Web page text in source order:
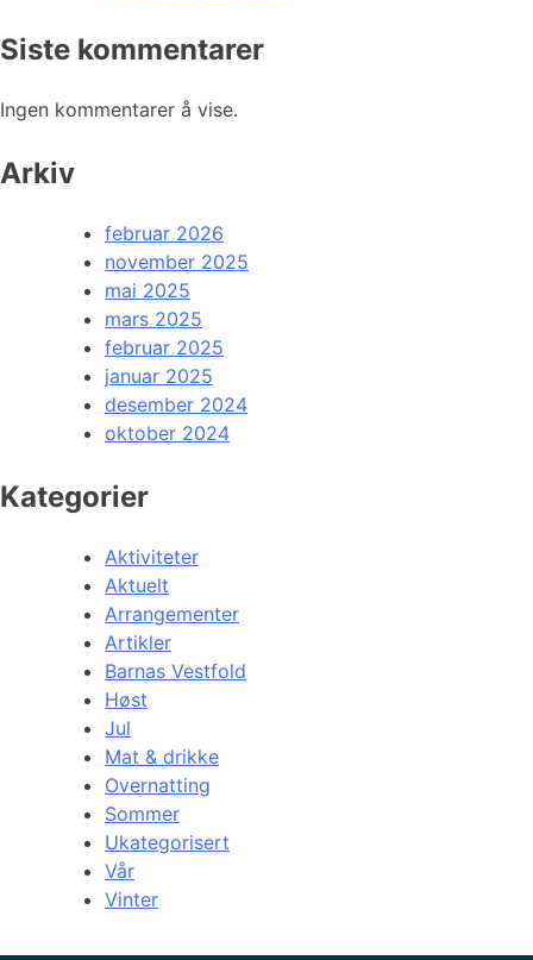
Siste kommentarer
Ingen kommentarer å vise.
Arkiv
februar 2026
november 2025
mai 2025
mars 2025
februar 2025
januar 2025
desember 2024
oktober 2024
Kategorier
Aktiviteter
Aktuelt
Arrangementer
Artikler
Barnas Vestfold
Høst
Jul
Mat & drikke
Overnatting
Sommer
Ukategorisert
Vår
Vinter